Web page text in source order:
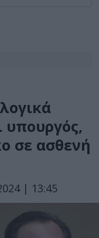
υπουργός,
σε ασθενή
| 13:45